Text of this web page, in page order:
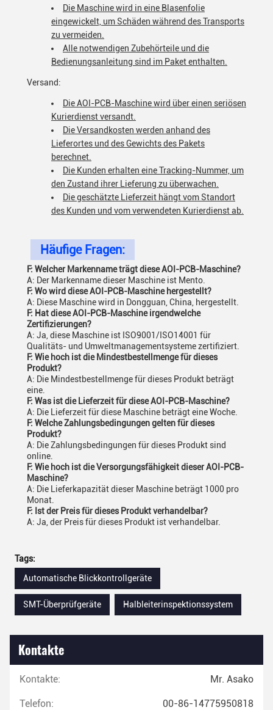
Die Maschine wird in eine Blasenfolie
eingewickelt, um Schäden während des Transports
zu vermeiden.
Alle notwendigen Zubehörteile und die
Bedienungsanleitung sind im Paket enthalten.
Versand:
Die AOI-PCB-Maschine wird über einen seriösen
Kurierdienst versandt.
Die Versandkosten werden anhand des
Lieferortes und des Gewichts des Pakets
berechnet.
Die Kunden erhalten eine Tracking-Nummer, um
den Zustand ihrer Lieferung zu überwachen.
Die geschätzte Lieferzeit hängt vom Standort
des Kunden und vom verwendeten Kurierdienst ab.
Häufige Fragen:
F: Welcher Markenname trägt diese AOI-PCB-Maschine?
A: Der Markenname dieser Maschine ist Mento.
F: Wo wird diese AOI-PCB-Maschine hergestellt?
A: Diese Maschine wird in Dongguan, China, hergestellt.
F: Hat diese AOI-PCB-Maschine irgendwelche
Zertifizierungen?
A: Ja, diese Maschine ist ISO9001/ISO14001 für
Qualitäts- und Umweltmanagementsysteme zertifiziert.
F: Wie hoch ist die Mindestbestellmenge für dieses
Produkt?
A: Die Mindestbestellmenge für dieses Produkt beträgt
eine.
F: Was ist die Lieferzeit für diese AOI-PCB-Maschine?
A: Die Lieferzeit für diese Maschine beträgt eine Woche.
F: Welche Zahlungsbedingungen gelten für dieses
Produkt?
A: Die Zahlungsbedingungen für dieses Produkt sind
online.
F: Wie hoch ist die Versorgungsfähigkeit dieser AOI-PCB-
Maschine?
A: Die Lieferkapazität dieser Maschine beträgt 1000 pro
Monat.
F: Ist der Preis für dieses Produkt verhandelbar?
A: Ja, der Preis für dieses Produkt ist verhandelbar.
Tags:
Automatische Blickkontrollgeräte
SMT-Überprüfgeräte Halbleiterinspektionssystem
Kontakte
Kontakte: Mr. Asako
Telefon: 00-86-14775950818